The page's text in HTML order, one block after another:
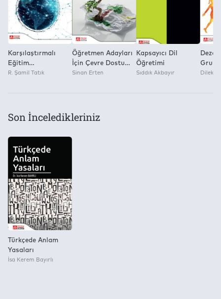
Karşılaştırmalı
Eğitim
Yükseköğretimde
R. Şamil Tatık
Öğretmen Adayları
İçin Çevre Dostu
Birey Etkinlikleri
Sinan Erten
Kapsayıcı Dil
Öğretimi
Sıddık Akbayır Dilek
Son İnceledikleriniz
Türkçede Anlam
Yasaları
İsa Kerem Bayırlı